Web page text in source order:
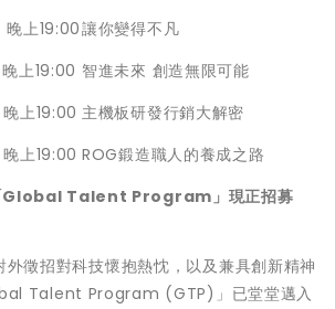
上19:00讓你變得不凡
上19:00 智進未來 創造無限可能
上19:00 主機板研發行銷大解密
上19:00 ROG鍛造職人的養成之路
「Global Talent Program」現正招募
徵招對科技懷抱熱忱，以及兼具創新精神
Talent Program (GTP)」已堂堂邁入